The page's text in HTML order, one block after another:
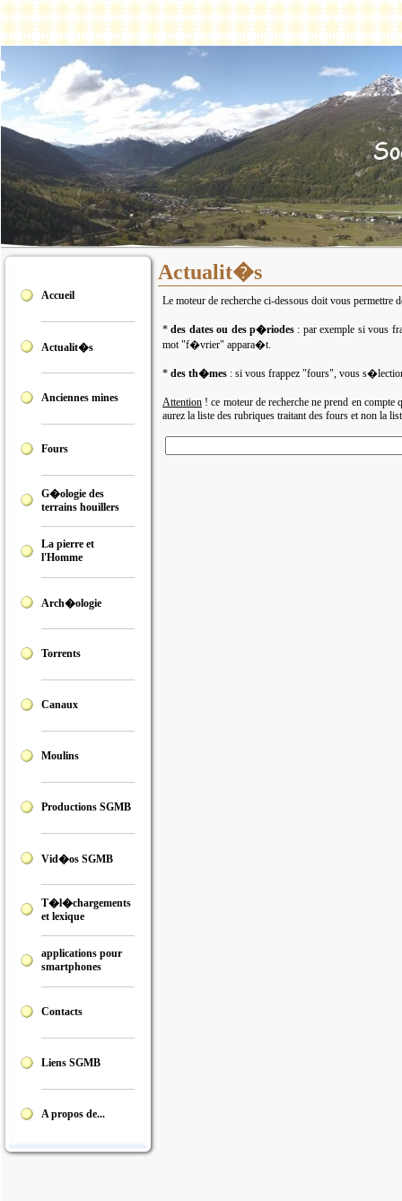
Accueil
Actualit�s
Anciennes mines
Fours
G�ologie des
terrains houillers
La pierre et
l'Homme
Arch�ologie
Torrents
Canaux
Moulins
Productions SGMB
Vid�os SGMB
T�l�chargements
et lexique
applications pour
smartphones
Contacts
Liens SGMB
A propos de...
Actualit�s
Le moteur de recherche ci-dessous doit vous
*des dates ou des p�riodes : par exemple si vous
mot "f�vrier" appara�t.
* des th�mes : si vous frappez "fours", vous
Attention ! ce moteur de recherche ne prend en
aurez la liste des rubriques traitant des fours et non la